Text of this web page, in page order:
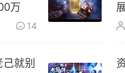
万
14
就别